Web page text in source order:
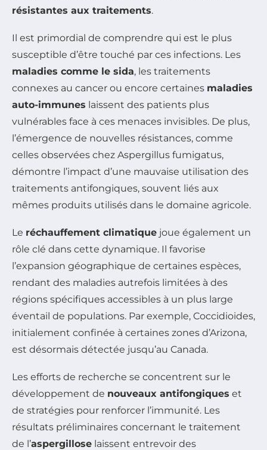
résistantes aux traitements.
Il est primordial de comprendre qui est le plus
susceptible d’être touché par ces infections. Les
maladies comme le sida, les traitements
connexes au cancer ou encore certaines maladies
auto-immunes laissent des patients plus
vulnérables face à ces menaces invisibles. De plus,
l’émergence de nouvelles résistances, comme
celles observées chez Aspergillus fumigatus,
démontre l’impact d’une mauvaise utilisation des
traitements antifongiques, souvent liés aux
mêmes produits utilisés dans le domaine agricole.
Le réchauffement climatique joue également un
rôle clé dans cette dynamique. Il favorise
l’expansion géographique de certaines espèces,
rendant des maladies autrefois limitées à des
régions spécifiques accessibles à un plus large
éventail de populations. Par exemple, Coccidioides,
initialement confinée à certaines zones d’Arizona,
est désormais détectée jusqu’au Canada.
Les efforts de recherche se concentrent sur le
développement de nouveaux antifongiques et
de stratégies pour renforcer l’immunité. Les
résultats préliminaires concernant le traitement
de l’aspergillose laissent entrevoir des